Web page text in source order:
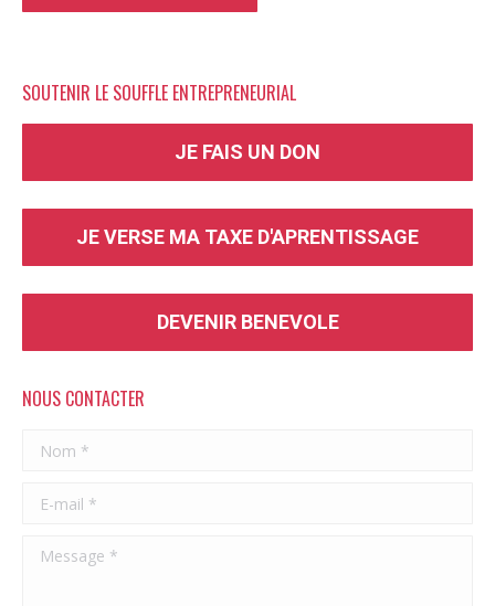
SOUTENIR LE SOUFFLE ENTREPRENEURIAL
JE FAIS UN DON
JE VERSE MA TAXE D'APRENTISSAGE
DEVENIR BENEVOLE
NOUS CONTACTER
Nom *
E-mail *
Message *